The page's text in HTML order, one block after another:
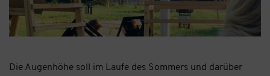
Die Augenhöhe soll im Laufe des Sommers und darüber